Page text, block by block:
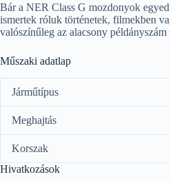
Bár a NER Class G mozdonyok
ismertek róluk történetek, filmekben
valószínűleg az alacsony példányszám
Műszaki adatlap
Járműtípus
Meghajtás
Korszak
Hivatkozások